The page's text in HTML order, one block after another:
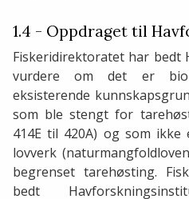
1.4 - Oppdraget til
Fiskeridirektoratet har bedt
vurdere om det er
eksisterende
som ble stengt for
414E til 420A) og som
lovverk
begrenset tarehøsting.
bedt